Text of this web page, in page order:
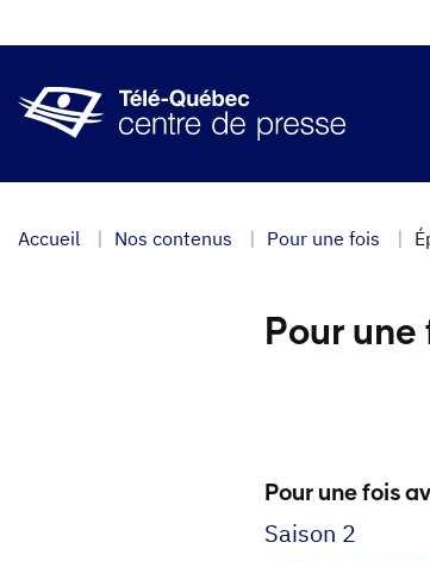
au
principal
Accueil Nos contenus Pour une fois
Pour une
Pour une fois
Saison 2